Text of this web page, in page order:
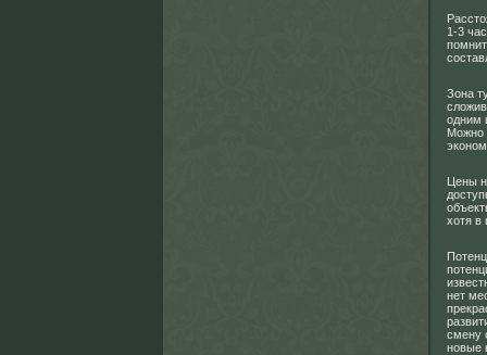
1-3
Зона
одним
Можно
Цены
хотя в
нет
смену
новые